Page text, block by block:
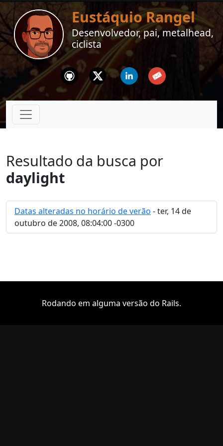
Eustáquio Rangel
Desenvolvedor, pai, metalhead,
ciclista
Github Twitter Linkedin Email
Resultado da busca por
daylight
Datas alteradas no horário de verão - ter, 14 de
outubro de 2008, 08:04:00 -0300
Rodando em alguma versão do Rails.